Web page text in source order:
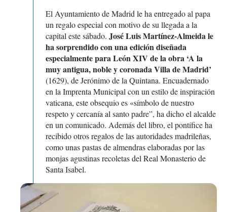
El Ayuntamiento de Madrid le ha entregado al papa
un regalo especial con motivo de su llegada a la
capital este sábado. José Luis Martínez-Almeida le
ha sorprendido con una edición diseñada
especialmente para León XIV de la obra ‘A la
muy antigua, noble y coronada Villa de Madrid’
(1629), de Jerónimo de la Quintana. Encuadernado
en la Imprenta Municipal con un estilo de inspiración
vaticana, este obsequio es «símbolo de nuestro
respeto y cercanía al santo padre”, ha dicho el alcalde
en un comunicado. Además del libro, el pontífice ha
recibido otros regalos de las autoridades madrileñas,
como unas pastas de almendras elaboradas por las
monjas agustinas recoletas del Real Monasterio de
Santa Isabel.